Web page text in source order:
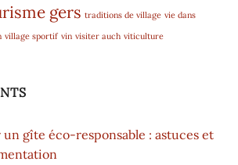
gers traditions de village vie dans
village sportif vin visiter auch viticulture
un gîte éco-responsable : astuces et